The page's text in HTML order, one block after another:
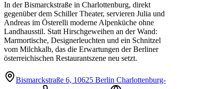
In der Bismarckstraße in Charlottenburg, direkt
gegenüber dem Schiller Theater, servieren Julia und
Andreas im Österelli moderne Alpenküche ohne
Landhausstil. Statt Hirschgeweihen an der Wand:
Marmortische, Designerleuchten und ein Schnitzel
vom Milchkalb, das die Erwartungen der Berliner
österreichischen Restaurantszene neu setzt.
Bismarckstraße 6, 10625 Berlin Charlottenburg-